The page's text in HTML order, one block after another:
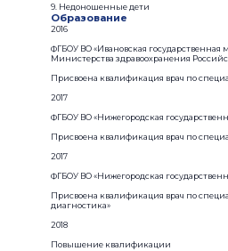
9. Недоношенные дети
Образование
2016
ФГБОУ ВО «Ивановская государственная
Министерства здравоохранения
Присвоена квалификация врач по
2017
ФГБОУ ВО «Нижегородская
Присвоена квалификация врач по
2017
ФГБОУ ВО «Нижегородская
Присвоена квалификация врач по
диагностика»
2018
Повышение квалификации